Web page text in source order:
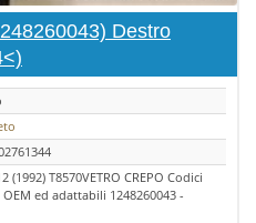
Destro
(1992) T8570VETRO CREPO Codici
OEM ed adattabili 1248260043 -